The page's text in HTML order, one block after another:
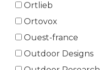
Ortlieb
Ortovox
Ouest-france
Outdoor Designs